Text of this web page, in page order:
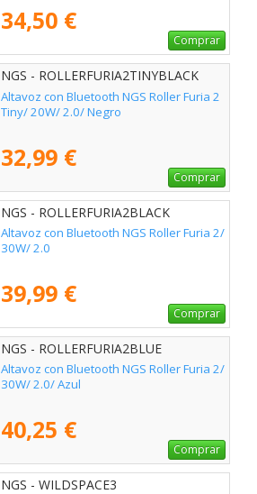
34,50 €
Comprar
NGS - ROLLERFURIA2TINYBLACK
Altavoz con Bluetooth NGS Roller Furia 2
Tiny/ 20W/ 2.0/ Negro
32,99 €
Comprar
NGS - ROLLERFURIA2BLACK
Altavoz con Bluetooth NGS Roller Furia 2/
30W/ 2.0
39,99 €
Comprar
NGS - ROLLERFURIA2BLUE
Altavoz con Bluetooth NGS Roller Furia 2/
30W/ 2.0/ Azul
40,25 €
Comprar
NGS - WILDSPACE3